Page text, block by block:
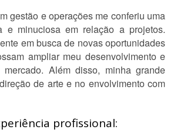
gestão e operações me conferiu uma
e minuciosa em relação a projetos.
em busca de novas oportunidades
ampliar meu desenvolvimento e
mercado. Além disso, minha grande
de arte e no envolvimento com
profissional: